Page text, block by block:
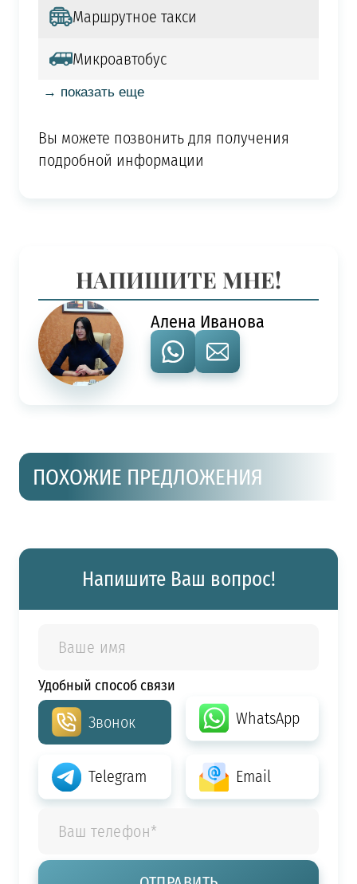
Маршрутное такси
Микроавтобус
→ показать еще
Вы можете позвонить для получения
подробной информации
НАПИШИТЕ МНЕ!
Алена Иванова
ПОХОЖИЕ ПРЕДЛОЖЕНИЯ
Напишите Ваш вопрос!
Удобный способ связи
Звонок WhatsApp
Telegram Email